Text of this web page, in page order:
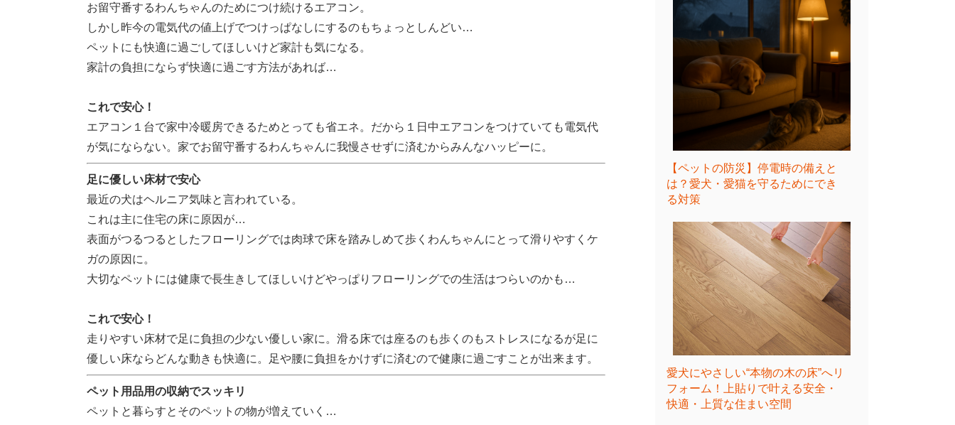
お留守番するわんちゃんのためにつけ続けるエアコン。
しかし昨今の電気代の値上げでつけっぱなしにするのもちょっとしんどい…
ペットにも快適に過ごしてほしいけど家計も気になる。
家計の負担にならず快適に過ごす方法があれば…
これで安心！
エアコン１台で家中冷暖房できるためとっても省エネ。だから１日中エアコンをつけていても電気代
が気にならない。家でお留守番するわんちゃんに我慢させずに済むからみんなハッピーに。
足に優しい床材で安心
最近の犬はヘルニア気味と言われている。
これは主に住宅の床に原因が…
表面がつるつるとしたフローリングでは肉球で床を踏みしめて歩くわんちゃんにとって滑りやすくケ
ガの原因に。
大切なペットには健康で長生きしてほしいけどやっぱりフローリングでの生活はつらいのかも…
これで安心！
走りやすい床材で足に負担の少ない優しい家に。滑る床では座るのも歩くのもストレスになるが足に
優しい床ならどんな動きも快適に。足や腰に負担をかけずに済むので健康に過ごすことが出来ます。
ペット用品用の収納でスッキリ
ペットと暮らすとそのペットの物が増えていく…
【ペットの防災】停電時の備えと
は？愛犬・愛猫を守るためにでき
る対策
愛犬にやさしい“本物の木の床”へリ
フォーム！上貼りで叶える安全・
快適・上質な住まい空間